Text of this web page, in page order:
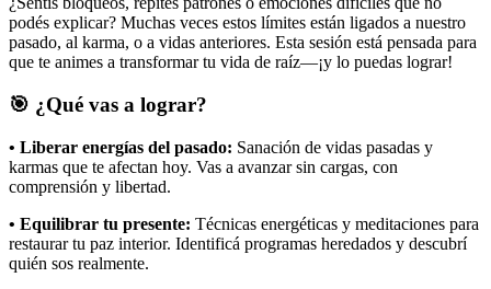
podés explicar? Muchas veces estos límites están ligados a nuestro
pasado, al karma, o a vidas anteriores. Esta sesión está pensada para
que te animes a transformar tu vida de raíz—¡y lo puedas lograr!
🎯 ¿Qué vas a lograr?
• Liberar energías del pasado: Sanación de vidas pasadas y
karmas que te afectan hoy. Vas a avanzar sin cargas, con
comprensión y libertad.
• Equilibrar tu presente: Técnicas energéticas y meditaciones para
restaurar tu paz interior. Identificá programas heredados y descubrí
quién sos realmente.